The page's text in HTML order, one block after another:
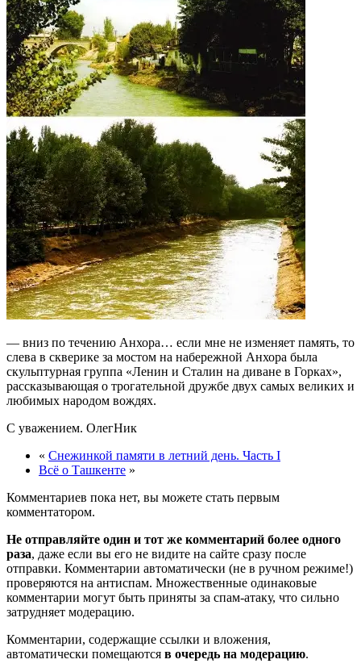
— вниз по течению Анхора… если мне не изменяет память, то
слева в скверике за мостом на набережной Анхора была
скульптурная группа «Ленин и Сталин на диване в Горках»,
рассказывающая о трогательной дружбе двух самых великих и
любимых народом вождях.
С уважением. ОлегНик
« Снежинкой памяти в летний день. Часть I
Всё о Ташкенте »
Комментариев пока нет, вы можете стать первым
комментатором.
Не отправляйте один и тот же комментарий более одного
раза, даже если вы его не видите на сайте сразу после
отправки. Комментарии автоматически (не в ручном режиме!)
проверяются на антиспам. Множественные одинаковые
комментарии могут быть приняты за спам-атаку, что сильно
затрудняет модерацию.
Комментарии, содержащие ссылки и вложения,
автоматически помещаются в очередь на модерацию.